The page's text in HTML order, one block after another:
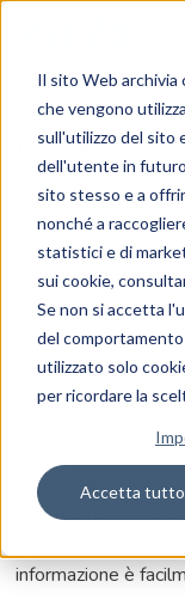
Il sito Web
che vengono
sull'utilizzo del sito
dell'utente in
sito stesso e a
nonché a
statistici e di
sui cookie,
Se non si accetta
del
utilizzato solo
per ricordare la
Accetta tutto
la
ReeVo CyberGrid
pulsante della
generazione.
Threat
Reports, gestione
Come una griglia
ogni elemento
informazione è